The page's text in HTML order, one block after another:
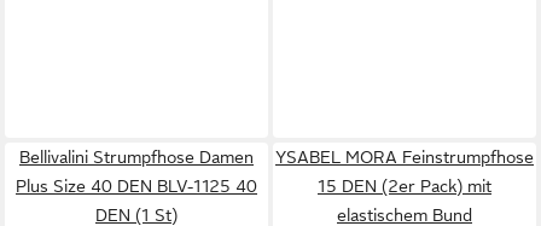
Bellivalini Strumpfhose Damen
Plus Size 40 DEN BLV-1125 40
DEN (1 St)
YSABEL MORA Feinstrumpfhose
15 DEN (2er Pack) mit
elastischem Bund